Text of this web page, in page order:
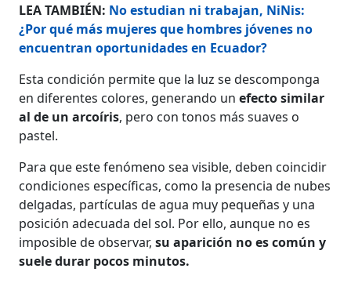
LEA TAMBIÉN: No estudian ni trabajan, NiNis:
¿Por qué más mujeres que hombres jóvenes no
encuentran oportunidades en Ecuador?
Esta condición permite que la luz se descomponga
en diferentes colores, generando unefecto similar
al de un arcoíris, pero con tonos más suaves o
pastel.
Para que este fenómeno sea visible, deben coincidir
condiciones específicas, como la presencia de nubes
delgadas, partículas de agua muy pequeñas y una
posición adecuada del sol. Por ello, aunque no es
imposible de observar,su aparición no es común y
suele durar pocos minutos.